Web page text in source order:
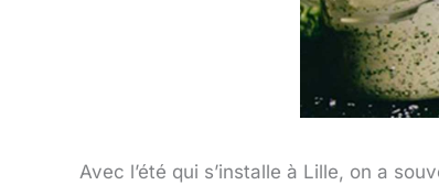
Avec l’été qui s’installe à Lille, on a